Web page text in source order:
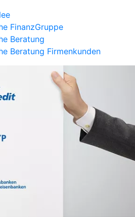
FinanzGruppe
Beratung
Beratung Firmenkunden